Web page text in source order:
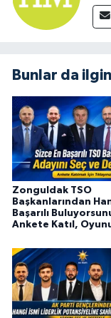
Bunlar da
Zonguldak TSO
Başkanlarından
Başarılı
Ankete Katıl,